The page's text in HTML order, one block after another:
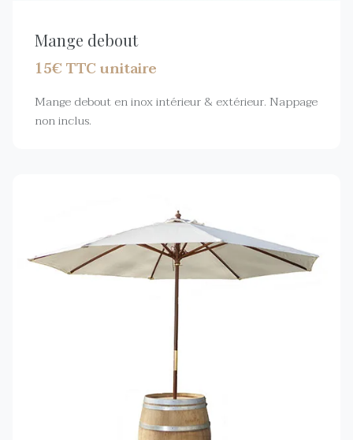
Mange debout
15€ TTC unitaire
Mange debout en inox intérieur & extérieur. Nappage
non inclus.